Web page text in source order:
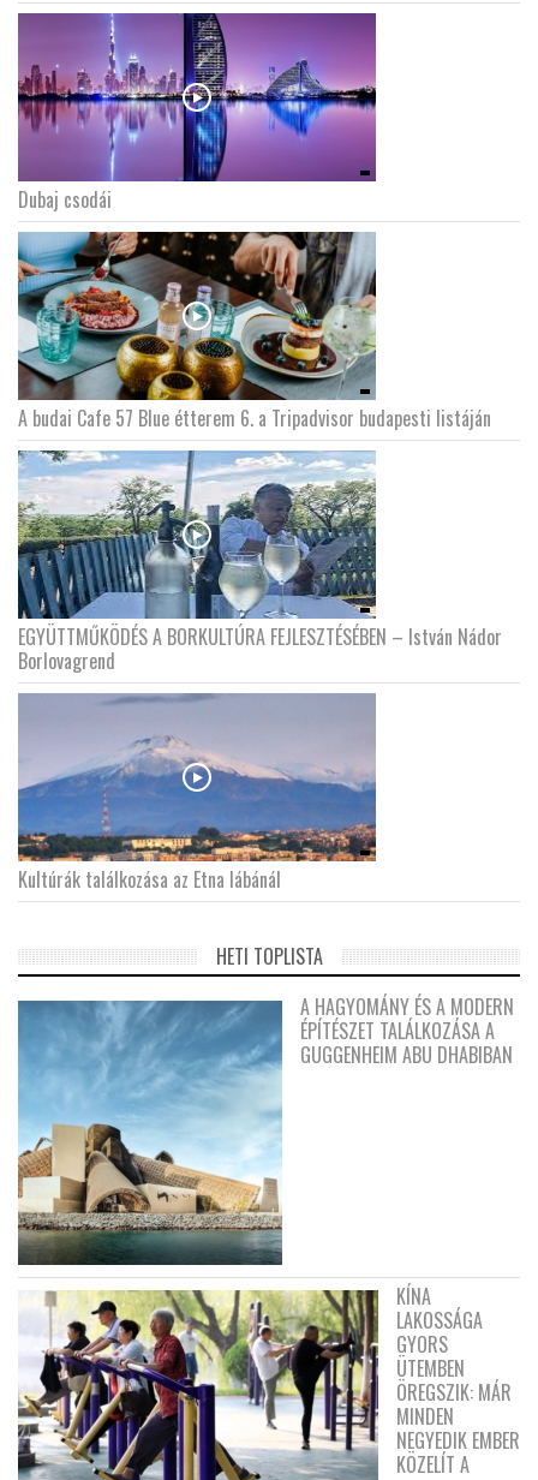
Dubaj csodái
A budai Cafe 57 Blue étterem 6. a Tripadvisor budapesti listáján
EGYÜTTMŰKÖDÉS A BORKULTÚRA FEJLESZTÉSÉBEN – István Nádor
Borlovagrend
Kultúrák találkozása az Etna lábánál
HETI TOPLISTA
A HAGYOMÁNY ÉS A MODERN
ÉPÍTÉSZET TALÁLKOZÁSA A
GUGGENHEIM ABU DHABIBAN
KÍNA
LAKOSSÁGA
GYORS
ÜTEMBEN
ÖREGSZIK: MÁR
MINDEN
NEGYEDIK EMBER
KÖZELÍT A